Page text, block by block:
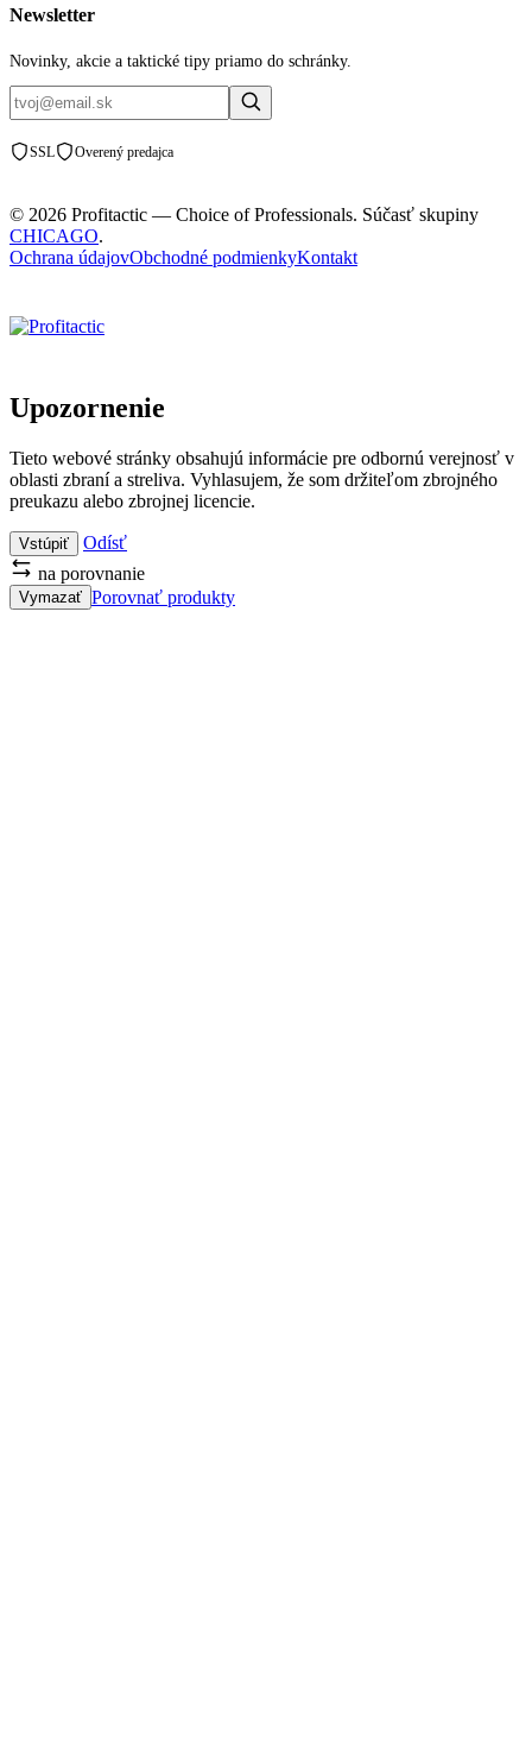
Newsletter
Novinky, akcie a taktické tipy priamo do schránky.
SSL Overený predajca
© 2026 Profitactic — Choice of Professionals. Súčasť skupiny
CHICAGO.
Ochrana údajovObchodné podmienkyKontakt
Upozornenie
Tieto webové stránky obsahujú informácie pre odbornú verejnosť v
oblasti zbraní a streliva. Vyhlasujem, že som držiteľom zbrojného
preukazu alebo zbrojnej licencie.
Vstúpiť
Odísť
na porovnanie
Vymazať Porovnať produkty